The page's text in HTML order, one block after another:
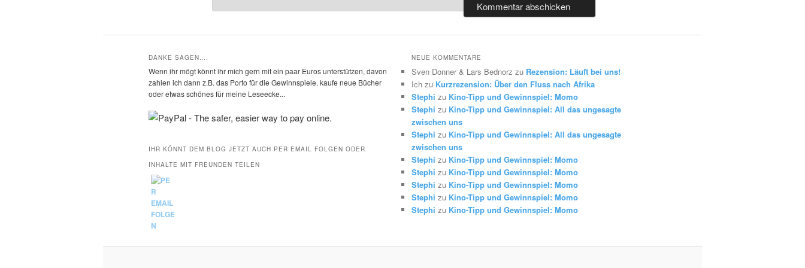
DANKE SAGEN….
Wenn ihr mögt könnt ihr mich gern mit ein paar Euros unterstützen, davon
zahlen ich dann z.B. das Porto für die Gewinnspiele. kaufe neue Bücher
oder etwas schönes für meine Leseecke...
IHR KÖNNT DEM BLOG JETZT AUCH PER EMAIL FOLGEN ODER
INHALTE MIT FREUNDEN TEILEN
NEUE KOMMENTARE
Sven Donner & Lars Bednorz zu Rezension: Läuft bei uns!
Ich zu Kurzrezension: Über den Fluss nach Afrika
Stephi zu Kino-Tipp und Gewinnspiel: Momo
Stephi zu Kino-Tipp und Gewinnspiel: All das ungesagte
zwischen uns
Stephi zu Kino-Tipp und Gewinnspiel: All das ungesagte
zwischen uns
Stephi zu Kino-Tipp und Gewinnspiel: Momo
Stephi zu Kino-Tipp und Gewinnspiel: Momo
Stephi zu Kino-Tipp und Gewinnspiel: Momo
Stephi zu Kino-Tipp und Gewinnspiel: Momo
Stephi zu Kino-Tipp und Gewinnspiel: Momo